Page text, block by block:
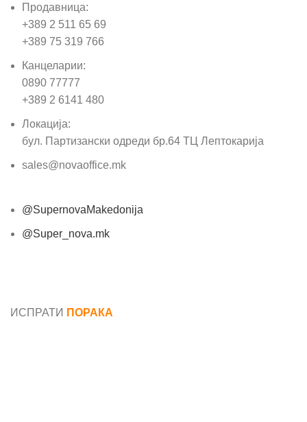
Продавница:
+389 2 511 65 69
+389 75 319 766
Канцеларии:
0890 77777
+389 2 6141 480
Локација:
бул. Партизански одреди бр.64 ТЦ Лептокарија
sales@novaoffice.mk
@SupernovaMakedonija
@Super_nova.mk
ИСПРАТИ ПОРАКА